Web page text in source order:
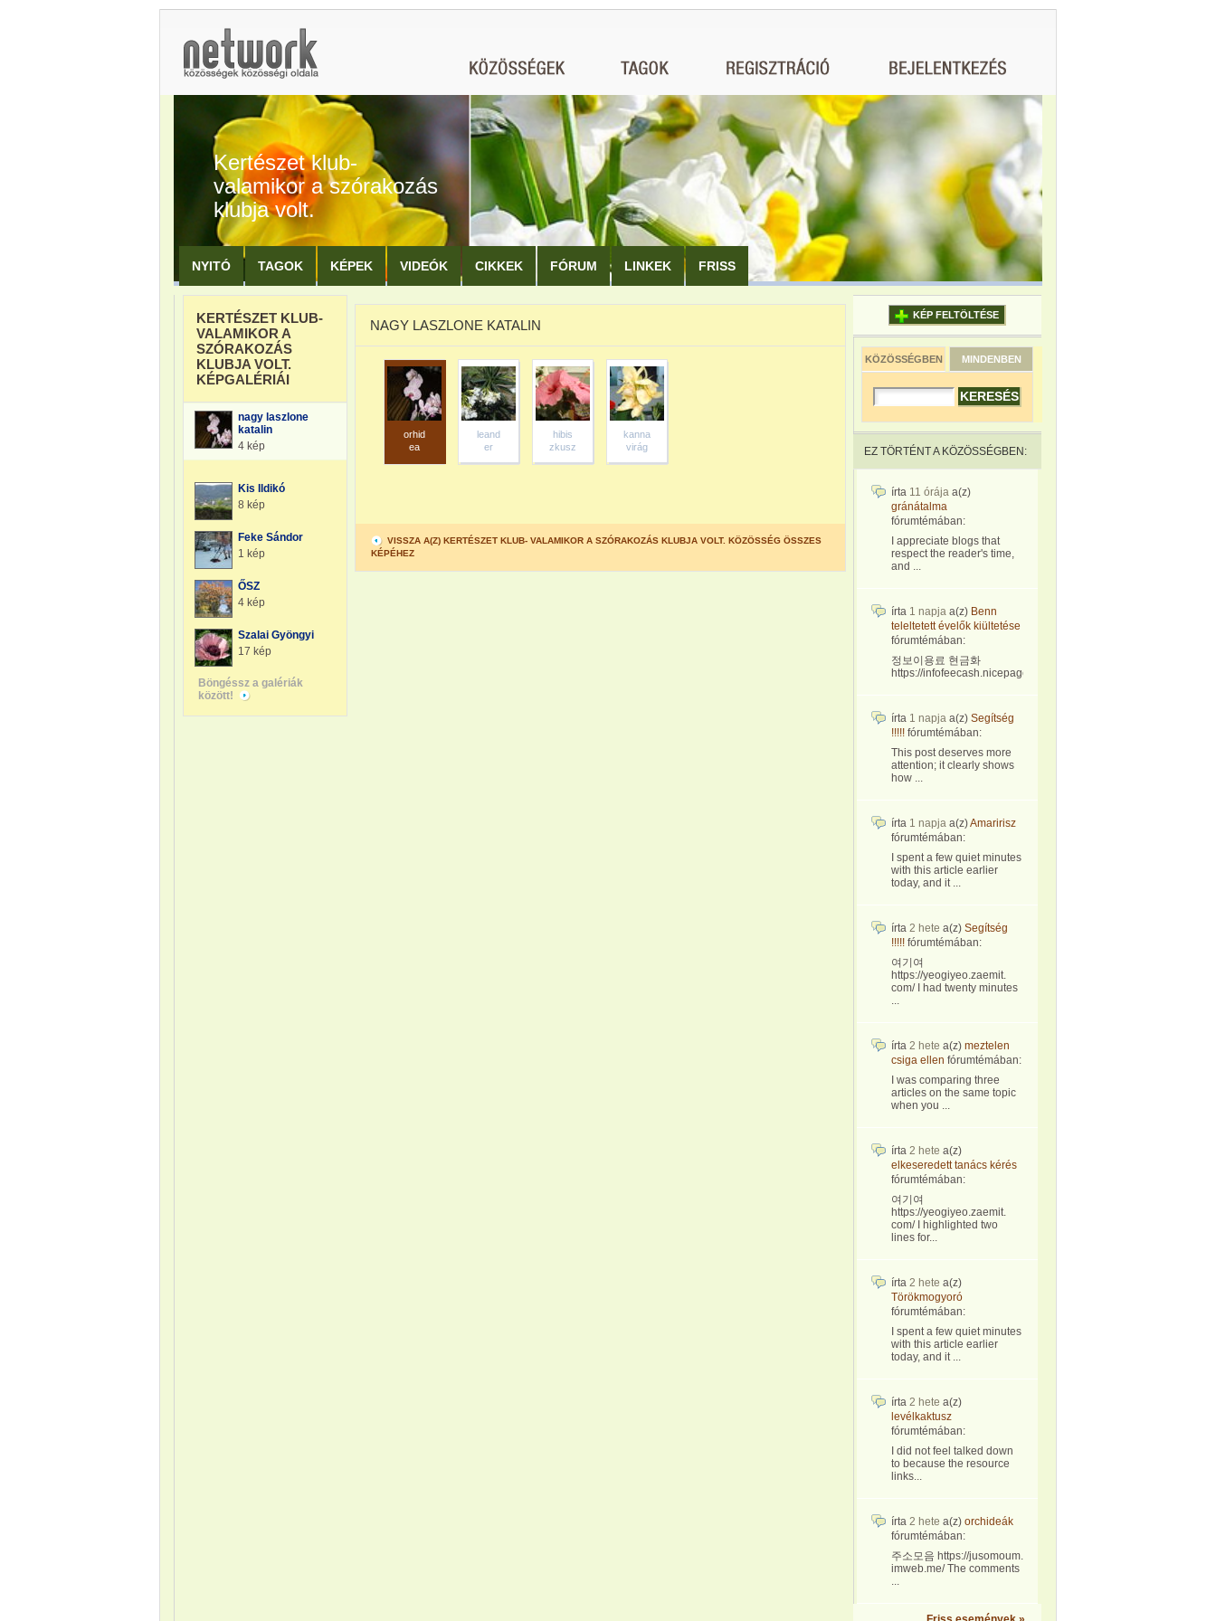
Kertészet klub-
valamikor a szórakozás
klubja volt.
NYITÓ TAGOK KÉPEK VIDEÓK CIKKEK FÓRUM LINKEK FRISS
KERTÉSZET KLUB-
VALAMIKOR A
SZÓRAKOZÁS
KLUBJA VOLT.
KÉPGALÉRIÁI
nagy laszlone
katalin
4 kép
Kis Ildikó
8 kép
Feke Sándor
1 kép
ŐSZ
4 kép
Szalai Gyöngyi
17 kép
Böngéssz a galériák
között!
NAGY LASZLONE KATALIN
orhid
ea
leand
er
hibis
zkusz
kanna
virág
VISSZA A(Z) KERTÉSZET KLUB- VALAMIKOR A SZÓRAKOZÁS KLUBJA VOLT. KÖZÖSSÉG ÖSSZES
KÉPÉHEZ
KÉP FELTÖLTÉSE
KÖZÖSSÉGBEN MINDENBEN
EZ TÖRTÉNT A KÖZÖSSÉGBEN:
írta 11 órája a(z)
gránátalma
fórumtémában:
I appreciate blogs that
respect the reader's time,
and ...
írta 1 napja a(z) Benn
teleltetett évelők kiültetése
fórumtémában:
정보이용료 현금화
https://infofeecash.nicepage...
írta 1 napja a(z) Segítség
!!!!! fórumtémában:
This post deserves more
attention; it clearly shows
how ...
írta 1 napja a(z)Amaririsz
fórumtémában:
I spent a few quiet minutes
with this article earlier
today, and it ...
írta 2 hete a(z) Segítség
!!!!! fórumtémában:
여기여
https://yeogiyeo.zaemit.
com/ I had twenty minutes
...
írta 2 hete a(z) meztelen
csiga ellen fórumtémában:
I was comparing three
articles on the same topic
when you ...
írta 2 hete a(z)
elkeseredett tanács kérés
fórumtémában:
여기여
https://yeogiyeo.zaemit.
com/ I highlighted two
lines for...
írta 2 hete a(z)
Törökmogyoró
fórumtémában:
I spent a few quiet minutes
with this article earlier
today, and it ...
írta 2 hete a(z)
levélkaktusz
fórumtémában:
I did not feel talked down
to because the resource
links...
írta 2 hete a(z) orchideák
fórumtémában:
주소모음 https://jusomoum.
imweb.me/ The comments
...